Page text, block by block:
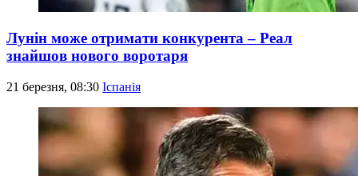
Лунін може отримати конкурента – Реал
знайшов нового воротаря
21 березня, 08:30 Іспанія